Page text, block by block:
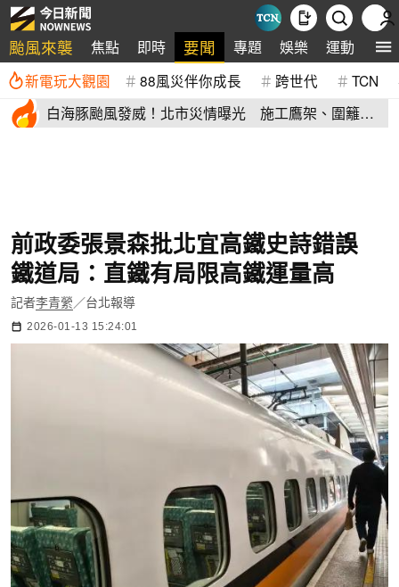
颱風來襲 焦點 即時 要聞 專題 娛樂 運動 全
新電玩大觀園 88風災伴你成長 跨世代 TCN
白海豚颱風發威！北市災情曝光 施工鷹架、圍籬倒
前政委張景森批北宜高鐵史詩錯誤
鐵道局：直鐵有局限高鐵運量高
記者李青縈 ／台北報導
2026-01-13 15:24:01